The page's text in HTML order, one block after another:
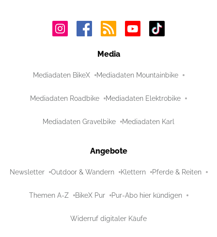
Media
Mediadaten BikeX Mediadaten Mountainbike
Mediadaten Roadbike Mediadaten Elektrobike
Mediadaten Gravelbike Mediadaten Karl
Angebote
Newsletter Outdoor & Wandern Klettern Pferde & Reiten
Themen A-Z BikeX Pur Pur-Abo hier kündigen
Widerruf digitaler Käufe